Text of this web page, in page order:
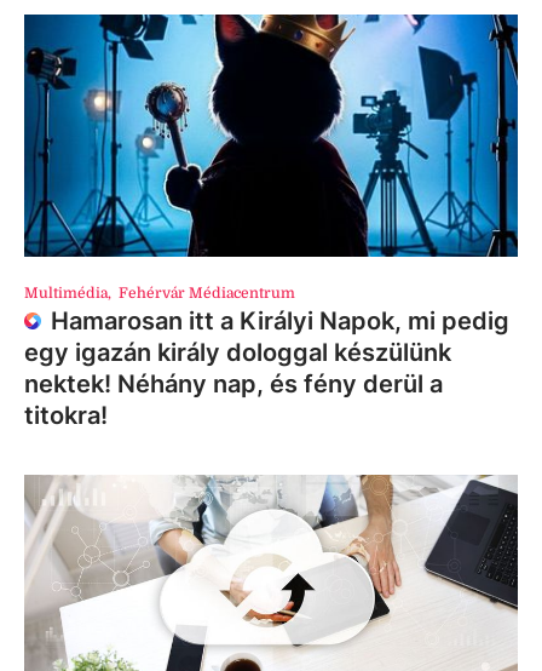
Multimédia, Fehérvár Médiacentrum
Hamarosan itt a Királyi Napok, mi pedig
egy igazán király dologgal készülünk
nektek! Néhány nap, és fény derül a
titokra!